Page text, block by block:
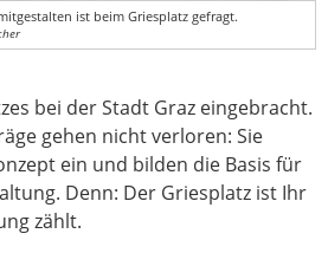
ist beim Griesplatz gefragt.
bei der Stadt Graz eingebracht.
gehen nicht verloren: Sie
ein und bilden die Basis für
Denn: Der Griesplatz ist Ihr
zählt.